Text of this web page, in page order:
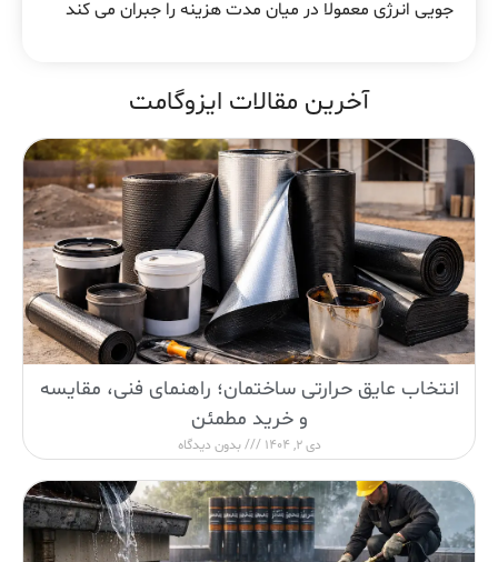
جویی انرژی معمولا در میان مدت هزینه را جبران می کند
آخرین مقالات ایزوگامت
انتخاب عایق حرارتی ساختمان؛ راهنمای فنی، مقایسه
و خرید مطمئن
دی 2, 1404 بدون دیدگاه